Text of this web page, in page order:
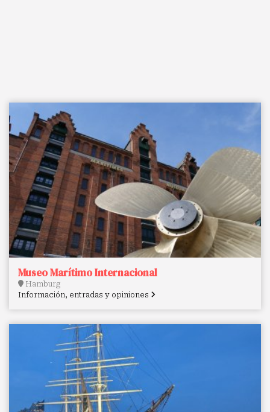
Museo Marítimo Internacional
Hamburg
Información, entradas y opiniones